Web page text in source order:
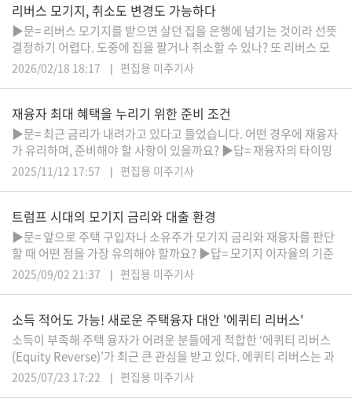
학/
교
육
건
강
여
취
미/
일
상
자
동
차
HUD가 보
리버스 모기지, 취소도 변경도 가능하다
▶문= 리버스 모기지를 받으면 살던 집을 은행에 넘기는 것이라 선뜻
결정하기 어렵다. 도중에 집을 팔거나 취소할 수 있나? 또 리버스 모
기지의 현금을 받는 방식도 처음에 결정되면 그걸로 끝인가? 변경이
불가한가? ▶답= 리버스 모기지에 대해 많은 분들이 오해하는 것 중
생각하는 점이다. 그래서 도중에 취소를 못 하는 것으로 아는 경우도
있다. 하지만 이는 전혀 사실과
2026/02/18 18:17 편집용 미주기사
재융자 최대 혜택을 누리기 위한 준비 조건
▶문= 최근 금리가 내려가고 있다고 들었습니다. 어떤 경우에 재융자
가 유리하며, 준비해야 할 사항이 있을까요? ▶답= 재융자의 타이밍
이 찾아오고 있습니다. 지난 2022년 9월 이래 가장 낮은 이자율에 접
근하고 있기 때문입니다. 컨포밍 기준으로 현재 6%를 넘는 이자율을
이를 재융자의 판단 기준으로 합니다. 그러나 재융자의 기본 비용을
감안하면 융자 금액
2025/11/12 17:57 편집용 미주기사
트럼프 시대의 모기지 금리와 대출 환경
▶문= 앞으로 주택 구입자나 소유주가 모기지 금리와 재융자를 판단
할 때 어떤 점을 가장 유의해야 할까요? ▶답= 모기지 이자율의 기준
점이라 할 수 있는 10년 채권 이자가 최근 몇 달째 초단기의 기준금리
보다도 낮은 역전 현상이 발생했다. 이자 차이, 즉 스프레드(10yff)가
하는 지표 중 하나로 간주되고 있다. 반면, 지난주 2년 만기와 30년 만
기의
2025/09/02 21:37 편집용 미주기사
소득 적어도 가능! 새로운 주택융자 대안 '에퀴티 리버스'
소득이 부족해 주택 융자가 어려운 분들에게 적합한 ‘에퀴티 리버스
(Equity Reverse)’가 최근 큰 관심을 받고 있다. 에퀴티 리버스는 과
거 ‘점보 리버스 모기지’라고 불렸으며, HECM 리버스 모기지(일반적
인 리버스 모기지)의 대체 상품에 해당한다. 대상 연령이나 주택 가격
2025/07/23 17:22 편집용 미주기사